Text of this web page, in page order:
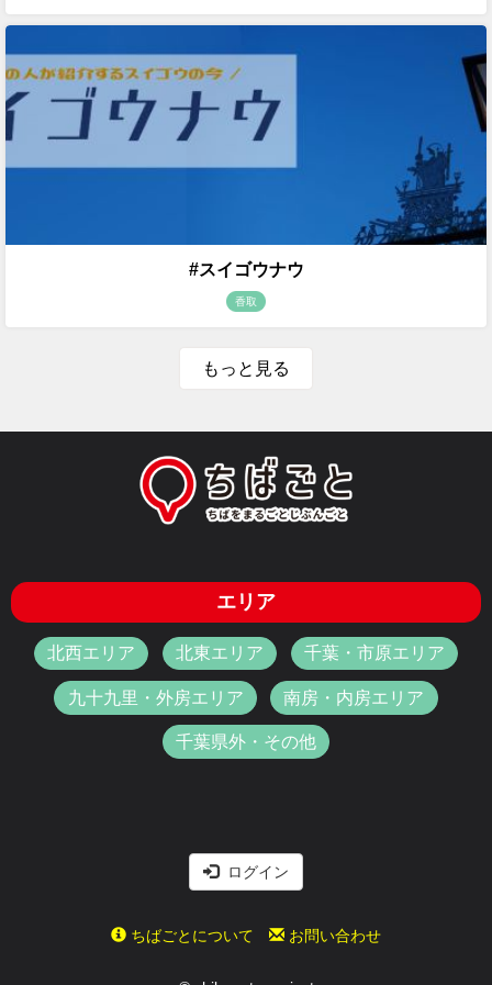
#スイゴウナウ
香取
もっと見る
エリア
北西エリア 北東エリア 千葉・市原エリア
九十九里・外房エリア 南房・内房エリア
千葉県外・その他
ログイン
ちばごとについて お問い合わせ